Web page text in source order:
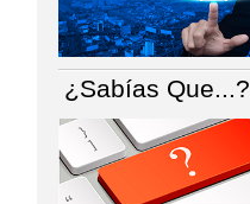
¿Sabías Que...?